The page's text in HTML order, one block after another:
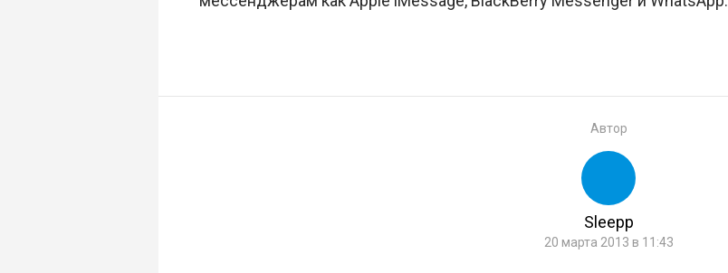
Автор
Sleepp
20 марта 2013 в 11:43